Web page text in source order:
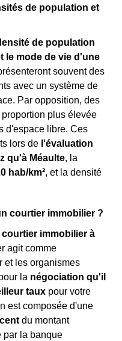
de population et
de population
le mode de vie d'une
souvent des
avec un système de
Par opposition, des
plus élevée
d'espace libre. Ces
lors de l'évaluation
qu'à Méaulte, la
hab/km², et la densité
courtier immobilier ?
courtier immobilier à
agit comme
et les organismes
la négociation qu'il
taux pour votre
est composée d'une
du montant
par la banque